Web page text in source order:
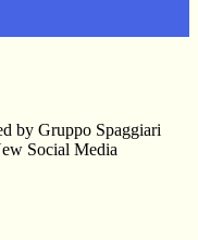
by Gruppo Spaggiari
Social Media